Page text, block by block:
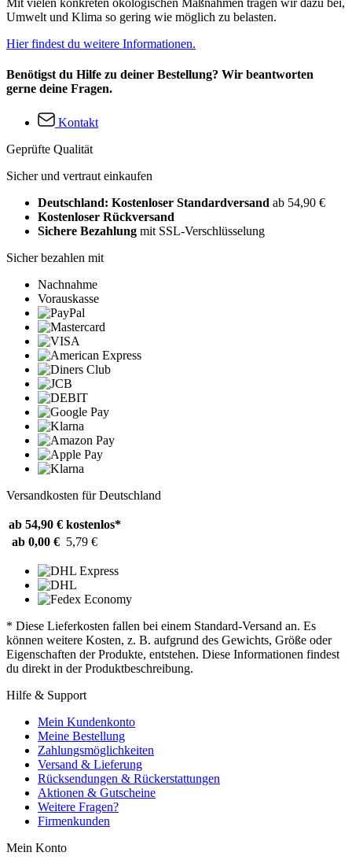
Umwelt und Klima so gering wie möglich zu belasten.
Hier findest du weitere Informationen.
Benötigst du Hilfe zu deiner Bestellung? Wir beantworten
gerne deine Fragen.
Kontakt
Geprüfte Qualität
Sicher und vertraut einkaufen
Deutschland: Kostenloser Standardversand ab 54,90 €
Kostenloser Rückversand
Sichere Bezahlung mit SSL-Verschlüsselung
Sicher bezahlen mit
Nachnahme
Vorauskasse
Versandkosten für Deutschland
ab 54,90 € kostenlos*
ab 0,00 € 5,79 €
* Diese Lieferkosten fallen bei einem Standard-Versand an. Es
können weitere Kosten, z. B. aufgrund des Gewichts, Größe oder
Eigenschaften der Produkte, entstehen. Diese Informationen findest
du direkt in der Produktbeschreibung.
Hilfe & Support
Mein Kundenkonto
Meine Bestellung
Zahlungsmöglichkeiten
Versand & Lieferung
Rücksendungen & Rückerstattungen
Aktionen & Gutscheine
Weitere Fragen?
Firmenkunden
Mein Konto